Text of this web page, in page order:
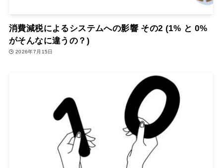
消費減税によるシステムへの影響 その2 (1% と 0%
がそんなに違うの？)
2026年7月15日